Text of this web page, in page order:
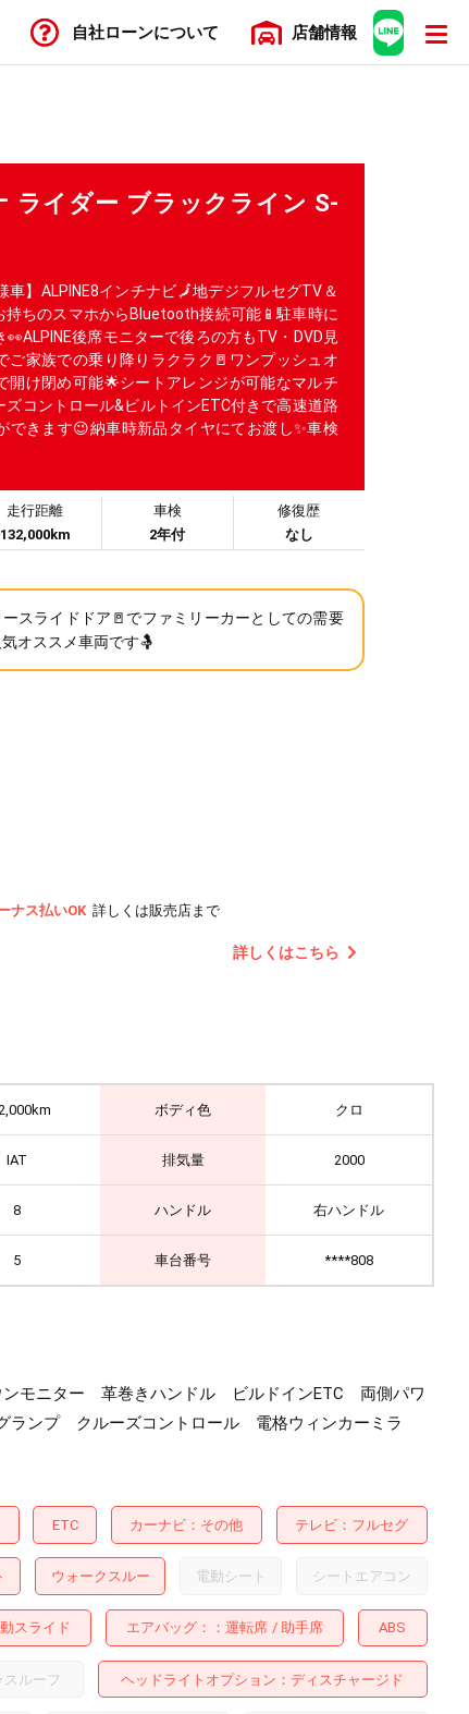
自社ローンについて 店舗情報
ライダー ブラックライン S-
車】ALPINE8インチナビ🗾地デジフルセグTV＆
持ちのスマホからBluetooth接続可能📱駐車時に
後席モニターで後ろの方もTV・DVD見
ご家族での乗り降りラクラク🚪ワンプッシュオ
開け閉め可能🌟シートアレンジが可能なマルチ
ズコントロール&ビルトインETC付きで高速道路
できます😉納車時新品タイヤにてお渡し✨車検
走行距離
132,000km
車検
2年付
修復歴
なし
ースライドドア🚪でファミリーカーとしての需要
オススメ車両です🤱
ナス払いOK 詳しくは販売店まで
詳しくはこちら
ボディ色 クロ
IAT 排気量 2000
8 ハンドル 右ハンドル
5 車台番号 ****808
ンモニター 革巻きハンドル ビルドインETC 両側パワ
ンプ クルーズコントロール 電格ウィンカーミラ
ETC カーナビ その他 テレビ フルセグ
ウォークスルー 電動シート シートエアコン
スライド エアバッグ： 運転席 助手席 ABS
スルーフ ヘッドライトオプション ディスチャージド